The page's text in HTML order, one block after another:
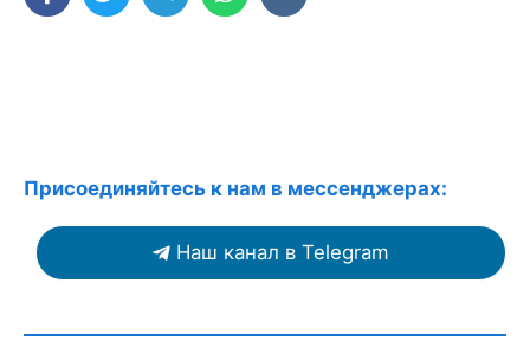
Присоединяйтесь к нам в мессенджерах:
Наш канал в Telegram